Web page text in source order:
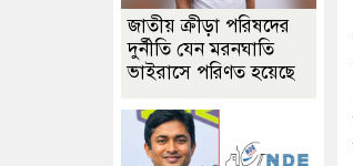
জাতীয় ক্রীড়া পরিষদের
দুর্নীতি যেন মরনঘাতি
ভাইরাসে পরিণত হয়েছে